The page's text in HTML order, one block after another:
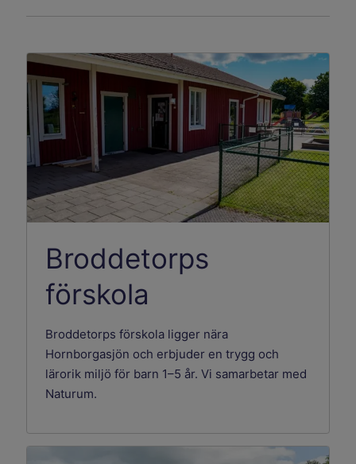
Broddetorps
förskola
Broddetorps förskola ligger nära
Hornborgasjön och erbjuder en trygg och
lärorik miljö för barn 1–5 år. Vi samarbetar med
Naturum.